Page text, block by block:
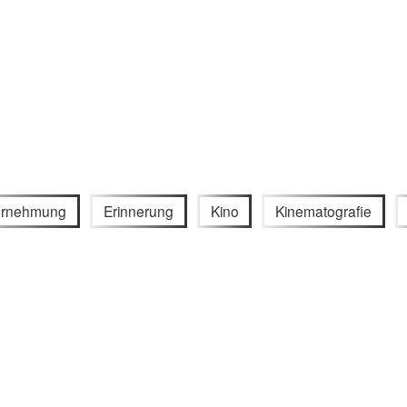
Erinnerung Kino Kinematografie